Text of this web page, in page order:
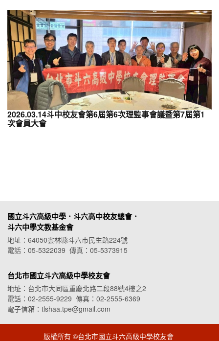
2026.03.14斗中校友會第6屆第6次理監事會議暨第7屆第1
次會員大會
國立斗六高級中學．斗六高中校友總會．
斗六中學文教基金會
地址：64050雲林縣斗六市民生路224號
電話：05-5322039 傳真：05-5373915
台北市國立斗六高級中學校友會
地址：台北市大同區重慶北路二段88號4樓之2
電話：02-2555-9229 傳真：02-2555-6369
電子信箱：tlshaa.tpe@gmail.com
版權所有 ©台北市國立斗六高級中學校友會